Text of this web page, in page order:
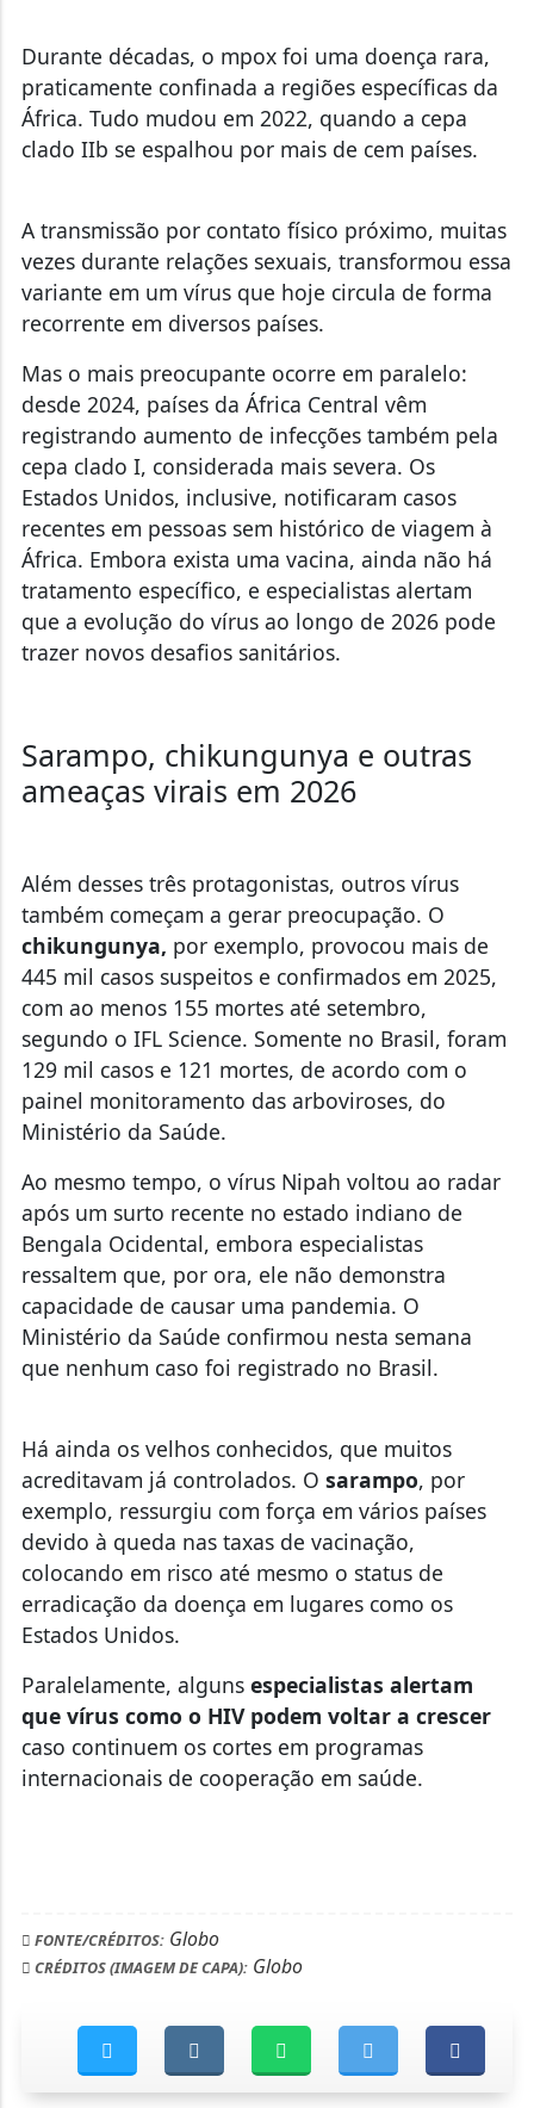
Durante décadas, o mpox foi uma doença rara,
praticamente confinada a regiões específicas da
África. Tudo mudou em 2022, quando a cepa
clado IIb se espalhou por mais de cem países.
A transmissão por contato físico próximo, muitas
vezes durante relações sexuais, transformou essa
variante em um vírus que hoje circula de forma
recorrente em diversos países.
Mas o mais preocupante ocorre em paralelo:
desde 2024, países da África Central vêm
registrando aumento de infecções também pela
cepa clado I, considerada mais severa. Os
Estados Unidos, inclusive, notificaram casos
recentes em pessoas sem histórico de viagem à
África. Embora exista uma vacina, ainda não há
tratamento específico, e especialistas alertam
que a evolução do vírus ao longo de 2026 pode
trazer novos desafios sanitários.
Sarampo, chikungunya e outras
ameaças virais em 2026
Além desses três protagonistas, outros vírus
também começam a gerar preocupação. O
chikungunya, por exemplo, provocou mais de
445 mil casos suspeitos e confirmados em 2025,
com ao menos 155 mortes até setembro,
segundo o IFL Science. Somente no Brasil, foram
129 mil casos e 121 mortes, de acordo com o
painel monitoramento das arboviroses, do
Ministério da Saúde.
Ao mesmo tempo, o vírus Nipah voltou ao radar
após um surto recente no estado indiano de
Bengala Ocidental, embora especialistas
ressaltem que, por ora, ele não demonstra
capacidade de causar uma pandemia. O
Ministério da Saúde confirmou nesta semana
que nenhum caso foi registrado no Brasil.
Há ainda os velhos conhecidos, que muitos
acreditavam já controlados. O sarampo, por
exemplo, ressurgiu com força em vários países
devido à queda nas taxas de vacinação,
colocando em risco até mesmo o status de
erradicação da doença em lugares como os
Estados Unidos.
Paralelamente, alguns especialistas alertam
que vírus como o HIV podem voltar a crescer
caso continuem os cortes em programas
internacionais de cooperação em saúde.
FONTE/CRÉDITOS:Globo
CRÉDITOS (IMAGEM DE CAPA):Globo